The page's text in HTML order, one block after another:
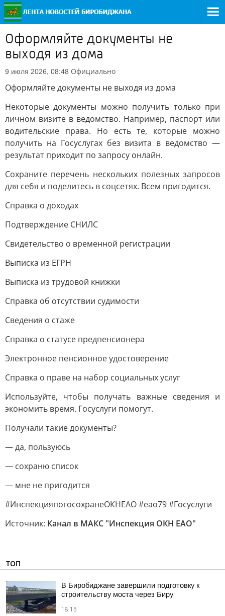
Оформляйте документы не
выходя из дома
9 июля 2026, 08:48 Официально
Оформляйте документы не выходя из дома
Некоторые документы можно получить только при
личном визите в ведомство. Например, паспорт или
водительские права. Но есть те, которые можно
получить на Госуслугах без визита в ведомство —
результат приходит по запросу онлайн.
Сохраните перечень нескольких полезных запросов
для себя и поделитесь в соцсетях. Всем пригодится.
Справка о доходах
Подтверждение СНИЛС
Свидетельство о временной регистрации
Выписка из ЕГРН
Выписка из трудовой книжки
Справка об отсутствии судимости
Сведения о стаже
Справка о статусе предпенсионера
Электронное пенсионное удостоверение
Справка о праве на набор социальных услуг
Используйте, чтобы получать важные сведения и
экономить время. Госуслуги помогут.
Получали такие документы?
— да, пользуюсь
— сохраню список
— мне не пригодится
#ИнспекцияпогосохранеОКНЕАО #еао79 #Госуслуги
Источник: Канал в МАКС "Инспекция ОКН ЕАО"
ТОП
В Биробиджане завершили подготовку к
строительству моста через Биру
18:15